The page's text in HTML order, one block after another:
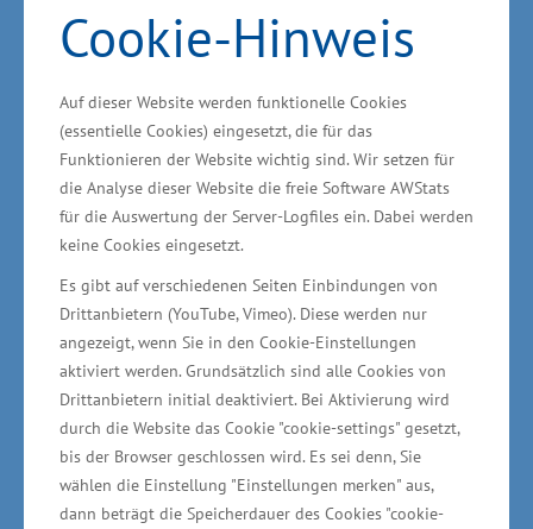
Cookie-Hinweis
Auf dieser Website werden funktionelle Cookies
(essentielle Cookies) eingesetzt, die für das
Funktionieren der Website wichtig sind. Wir setzen für
die Analyse dieser Website die freie Software AWStats
für die Auswertung der Server-Logfiles ein. Dabei werden
keine Cookies eingesetzt.
Es gibt auf verschiedenen Seiten Einbindungen von
Drittanbietern (YouTube, Vimeo). Diese werden nur
angezeigt, wenn Sie in den Cookie-Einstellungen
aktiviert werden. Grundsätzlich sind alle Cookies von
Drittanbietern initial deaktiviert. Bei Aktivierung wird
durch die Website das Cookie "cookie-settings" gesetzt,
bis der Browser geschlossen wird. Es sei denn, Sie
wählen die Einstellung "Einstellungen merken" aus,
dann beträgt die Speicherdauer des Cookies "cookie-
Dialysatoren. Diese werden für die Dialyse bei
Gesamtvolumen der Investition in der ersten
Ausbaustufe beläuft sich nach Angaben von
CLEARUM auf über 18 Millionen Euro. Das
Wirtschaftsministerium unterstützt das
Vorhaben mit Mitteln aus der
Gemeinschaftsaufgabe "Verbesserung der
regionalen Wirtschaftsstruktur" (GRW) in Höhe
von rund 4,84 Millionen Euro.
Mutig neue Märkte erobern